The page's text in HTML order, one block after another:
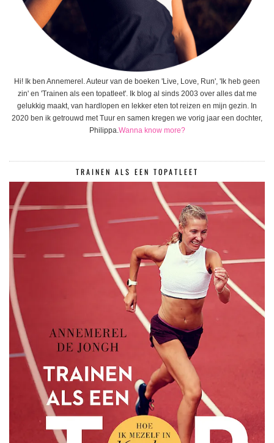
Hi! Ik ben Annemerel. Auteur van de boeken 'Live, Love, Run', 'Ik heb geen
zin' en 'Trainen als een topatleet'. Ik blog al sinds 2003 over alles dat me
gelukkig maakt, van hardlopen en lekker eten tot reizen en mijn gezin. In
2020 ben ik getrouwd met Tuur en samen kregen we vorig jaar een dochter,
Philippa.Wanna know more?
TRAINEN ALS EEN TOPATLEET